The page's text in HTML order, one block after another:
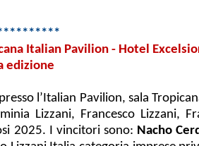
Italian Pavilion - Hotel
edizione
l’Italian Pavilion, sala
Lizzani, Francesco Lizzani,
2025. I vincitori sono: Nacho